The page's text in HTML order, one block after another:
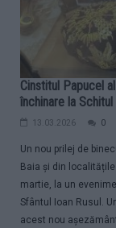
Cinstitul Papucel
închinare la Schitul
13.03.2026 0
Un nou prilej de
Baia și din
martie, la un
Sfântul Ioan Rusul.
acest nou